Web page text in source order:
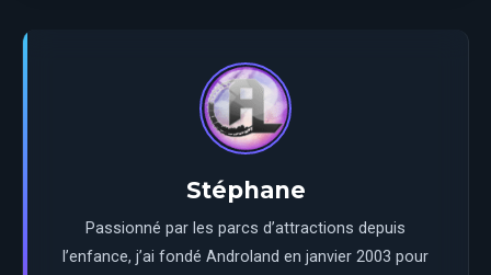
Stéphane
Passionné par les parcs d’attractions depuis
l’enfance, j’ai fondé Androland en janvier 2003 pour